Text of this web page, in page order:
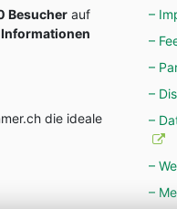
Besucher auf
die ideale
–
–
–
–
–
–
–